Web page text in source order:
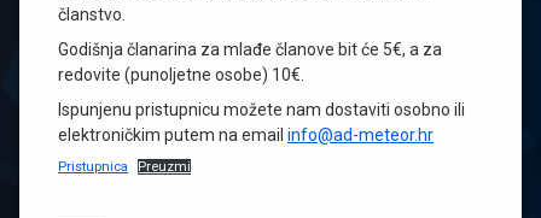
članstvo.
Godišnja članarina za mlađe članove bit će 5€, a za
redovite (punoljetne osobe) 10€.
Ispunjenu pristupnicu možete nam dostaviti osobno ili
elektroničkim putem na email info@ad-meteor.hr
Pristupnica Preuzmi